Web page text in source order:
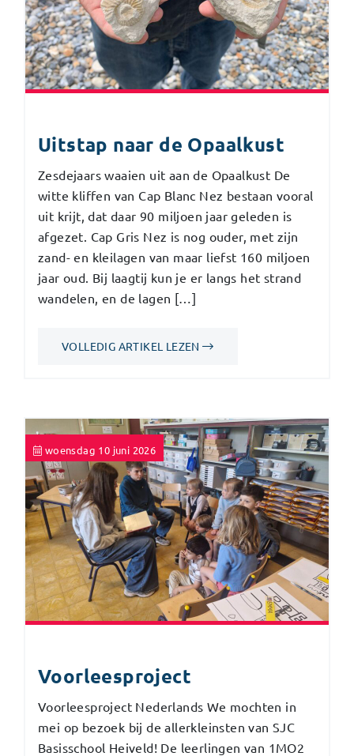
Uitstap naar de Opaalkust
Zesdejaars waaien uit aan de Opaalkust De
witte kliffen van Cap Blanc Nez bestaan vooral
uit krijt, dat daar 90 miljoen jaar geleden is
afgezet. Cap Gris Nez is nog ouder, met zijn
zand- en kleilagen van maar liefst 160 miljoen
jaar oud. Bij laagtij kun je er langs het strand
wandelen, en de lagen […]
VOLLEDIG ARTIKEL LEZEN
woensdag 10 juni 2026
Voorleesproject
Voorleesproject Nederlands We mochten in
mei op bezoek bij de allerkleinsten van SJC
Basisschool Heiveld! De leerlingen van 1MO2